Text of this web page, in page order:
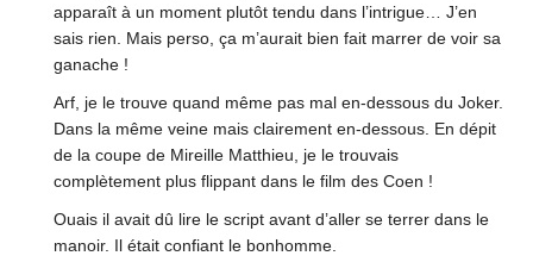
apparaît à un moment plutôt tendu dans l’intrigue… J’en
sais rien. Mais perso, ça m’aurait bien fait marrer de voir sa
ganache !
Arf, je le trouve quand même pas mal en-dessous du Joker.
Dans la même veine mais clairement en-dessous. En dépit
de la coupe de Mireille Matthieu, je le trouvais
complètement plus flippant dans le film des Coen !
Ouais il avait dû lire le script avant d’aller se terrer dans le
manoir. Il était confiant le bonhomme.